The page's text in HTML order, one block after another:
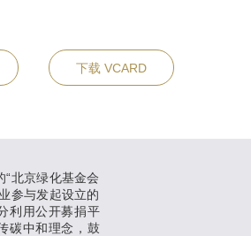
下载 VCARD
北京绿化基金会
参与发起设立的
利用公开募捐平
碳中和理念，鼓